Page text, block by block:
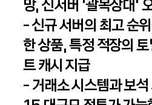
- 신규 서버의 최고 순
한 상품, 특정 적장의
트 캐시 지급
- 거래소 시스템과 보